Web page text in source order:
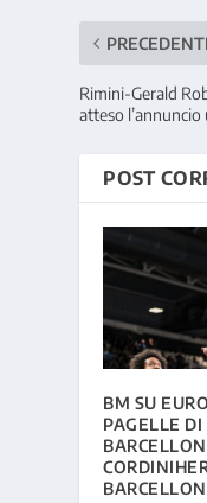
Rimini-Gerald
atteso l’annuncio
POST
BM SU
PAGELLE